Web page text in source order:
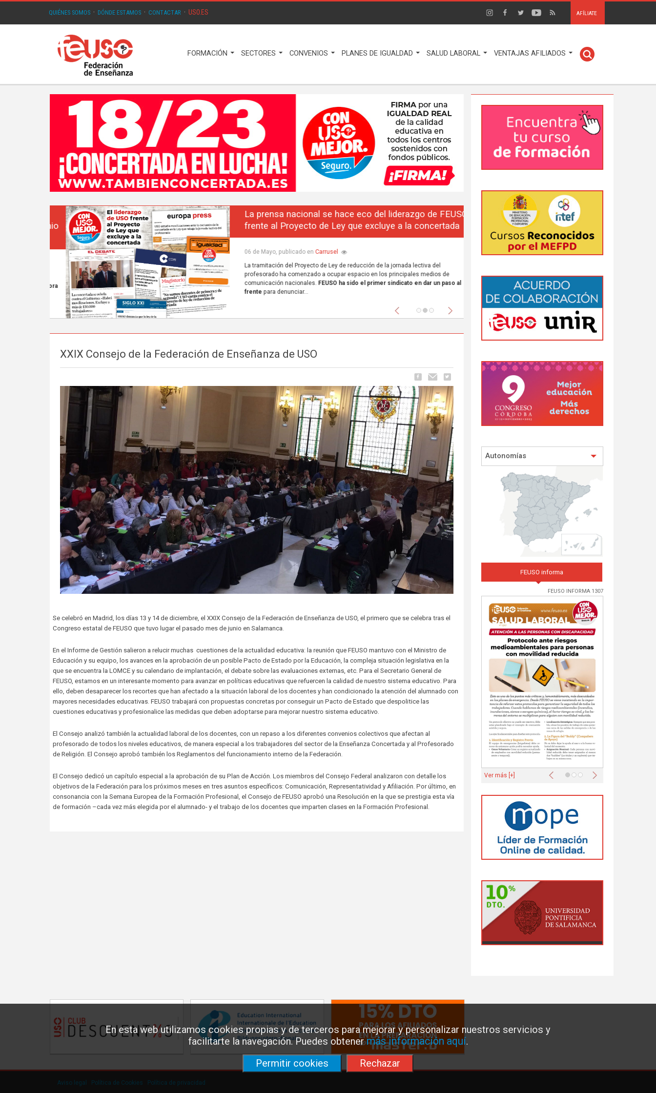
En esta web utilizamos cookies propias y de terceros para mejorar y personalizar nuestros servicios y
facilitarte la navegación. Puedes obtenermás información aquí.
Permitir cookies
Rechazar
QUIÉNES SOMOS · DÓNDE ESTAMOS · CONTACTAR · USO.ES AFÍLIATE
FORMACIÓN SECTORES CONVENIOS PLANES DE IGUALDAD SALUD LABORAL VENTAJAS AFILIADOS
La prensa nacional se hace eco del liderazgo de FEUSO
frente al Proyecto de Ley que excluye a la concertada
06 de Mayo, publicado enCarrusel
La tramitación del Proyecto de Ley de reducción de la jornada lectiva del
profesorado ha comenzado a ocupar espacio en los principales medios de
comunicación nacionales.FEUSO ha sido el primer sindicato en dar un paso al
frentepara denunciar...
Anterior Siguiente
XXIX Consejo de la Federación de Enseñanza de USO
Se celebró en Madrid, los días 13 y 14 de diciembre, el XXIX Consejo de la Federación de Enseñanza de USO, el primero que se celebra tras el
Congreso estatal de FEUSO que tuvo lugar el pasado mes de junio en Salamanca.
En el Informe de Gestión salieron a relucir muchas cuestiones de la actualidad educativa: la reunión que FEUSO mantuvo con el Ministro de
Educación y su equipo, los avances en la aprobación de un posible Pacto de Estado por la Educación, la compleja situación legislativa en la
que se encuentra la LOMCE y su calendario de implantación, el debate sobre las evaluaciones externas, etc. Para el Secretario General de
FEUSO, estamos en un interesante momento para avanzar en políticas educativas que refuercen la calidad de nuestro sistema educativo. Para
ello, deben desaparecer los recortes que han afectado a la situación laboral de los docentes y han condicionado la atención del alumnado con
mayores necesidades educativas. FEUSO trabajará con propuestas concretas por conseguir un Pacto de Estado que despolitice las
cuestiones educativas y profesionalice las medidas que deben adoptarse para mejorar nuestro sistema educativo.
El Consejo analizó también la actualidad laboral de los docentes, con un repaso a los diferentes convenios colectivos que afectan al
profesorado de todos los niveles educativos, de manera especial a los trabajadores del sector de la Enseñanza Concertada y al Profesorado
de Religión. El Consejo aprobó también los Reglamentos del funcionamiento interno de la Federación.
El Consejo dedicó un capítulo especial a la aprobación de su Plan de Acción. Los miembros del Consejo Federal analizaron con detalle los
objetivos de la Federación para los próximos meses en tres asuntos específicos: Comunicación, Representatividad y Afiliación. Por último, en
consonancia con la Semana Europea de la Formación Profesional, el Consejo de FEUSO aprobó una Resolución en la que se prestigia esta vía
de formación –cada vez más elegida por el alumnado- y el trabajo de los docentes que imparten clases en la Formación Profesional.
Autonomías
FEUSO informa
FEUSO INFORMA 1307
Anterior Siguiente
Ver más [+]
Aviso legal Política de Cookies Política de privacidad